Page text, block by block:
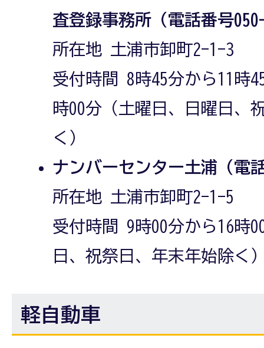
査登録事務所（電話番号
所在地 土浦市卸町2-1-3
受付時間 8時45分から11時
時00分（土曜日、日曜日、
く）
ナンバーセンター土浦（電
所在地 土浦市卸町2-1-5
受付時間 9時00分から16時
日、祝祭日、年末年始除く
軽自動車